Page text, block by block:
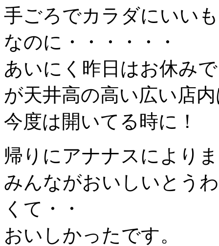
手ごろでカラダにいい
なのに・・・・・・
あいにく昨日はお休み
が天井高の高い広い店
今度は開いてる時に！
帰りにアナナスにより
みんながおいしいとう
くて・・
おいしかったです。